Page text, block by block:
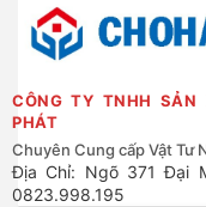
CÔNG TY TNHH SẢN
PHÁT
Chuyên Cung cấp Vật Tư
Địa Chỉ: Ngõ 371 Đại
0823.998.195